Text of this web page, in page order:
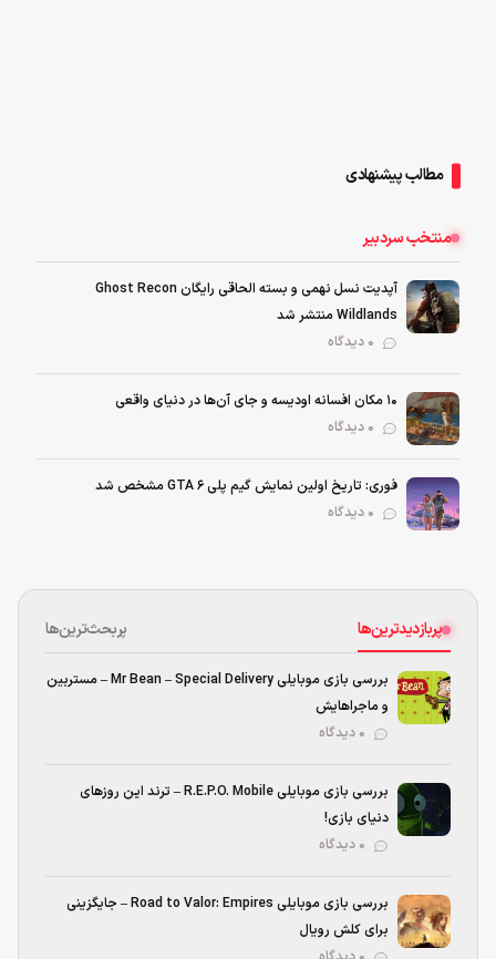
مطالب پیشنهادی
منتخب سردبیر
آپدیت نسل نهمی و بسته الحاقی رایگان Ghost Recon
Wildlands منتشر شد
۱۰ مکان افسانه اودیسه و جای آن‌ها در دنیای واقعی
فوری: تاریخ اولین نمایش گیم پلی GTA 6 مشخص شد
پربازدیدترین‌ها پربحث‌ترین‌ها
بررسی بازی موبایلی Mr Bean – Special Delivery – مستربین
و ماجراهایش
بررسی بازی موبایلی R.E.P.O. Mobile – ترند این روزهای
دنیای بازی!
بررسی بازی موبایلی Road to Valor: Empires – جایگزینی
برای کلش رویال